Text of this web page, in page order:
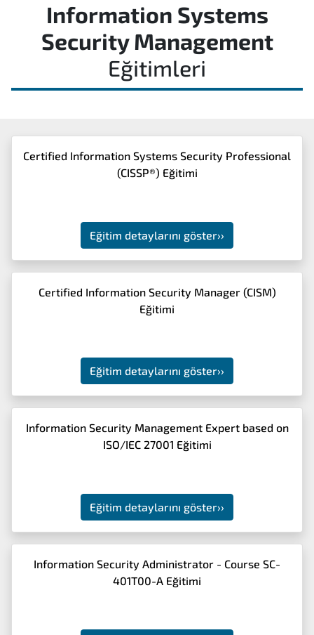
Information Systems
Security Management
Eğitimleri
Certified Information Systems Security Professional
(CISSP®) Eğitimi
Eğitim detaylarını göster››
Certified Information Security Manager (CISM)
Eğitimi
Eğitim detaylarını göster››
Information Security Management Expert based on
ISO/IEC 27001 Eğitimi
Eğitim detaylarını göster››
Information Security Administrator - Course SC-
401T00-A Eğitimi